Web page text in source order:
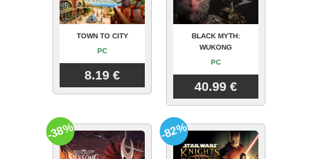
TOWN TO CITY
PC
8.19 €
BLACK MYTH:
WUKONG
PC
40.99 €
-38% -82%